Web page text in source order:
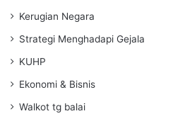
Kerugian Negara
Strategi Menghadapi Gejala
KUHP
Ekonomi & Bisnis
Walkot tg balai